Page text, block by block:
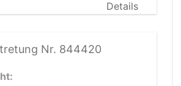
Details
Nr. 844420